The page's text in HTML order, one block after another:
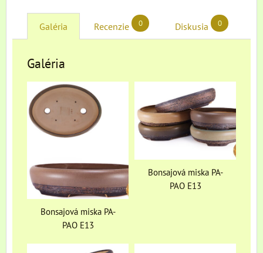
Galéria Recenzie 0 Diskusia 0
Galéria
Bonsajová miska PA-
PAO E13
Bonsajová miska PA-
PAO E13